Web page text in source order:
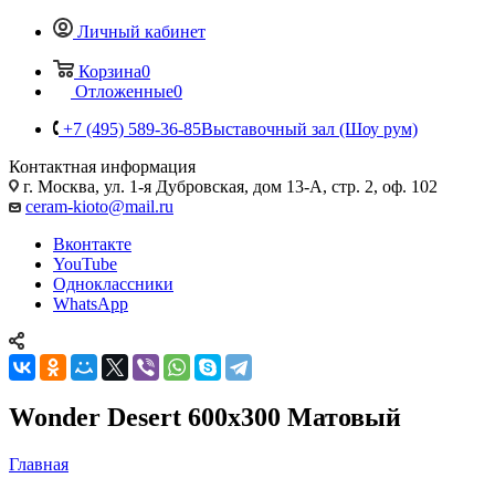
Личный кабинет
Корзина0
Отложенные0
+7 (495) 589-36-85Выставочный зал (Шоу рум)
Контактная информация
г. Москва, ул. 1-я Дубровская, дом 13-А, стр. 2, оф. 102
ceram-kioto@mail.ru
Вконтакте
YouTube
Одноклассники
WhatsApp
Wonder Desert 600x300 Матовый
Главная